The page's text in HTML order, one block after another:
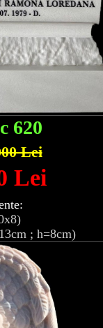
620
Lei
Lei
; h=8cm)